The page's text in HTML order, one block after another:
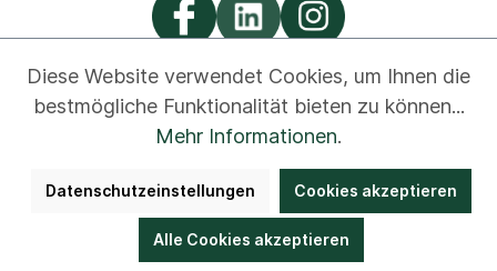
Cookies Impressum
Hinweisgeber
Bestellung widerrufen
Diese Website verwendet Cookies, um Ihnen die
bestmögliche Funktionalität bieten zu können...
Mehr Informationen.
Datenschutzeinstellungen Cookies akzeptieren
Alle Cookies akzeptieren